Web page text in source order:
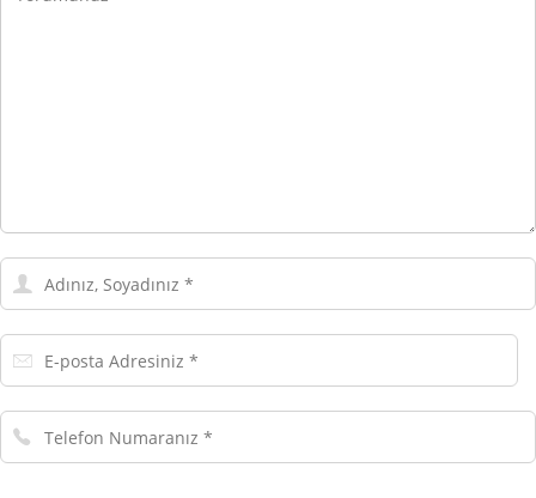
Adınız,
Soyadınız
E-
posta
Telefon
Numaranız